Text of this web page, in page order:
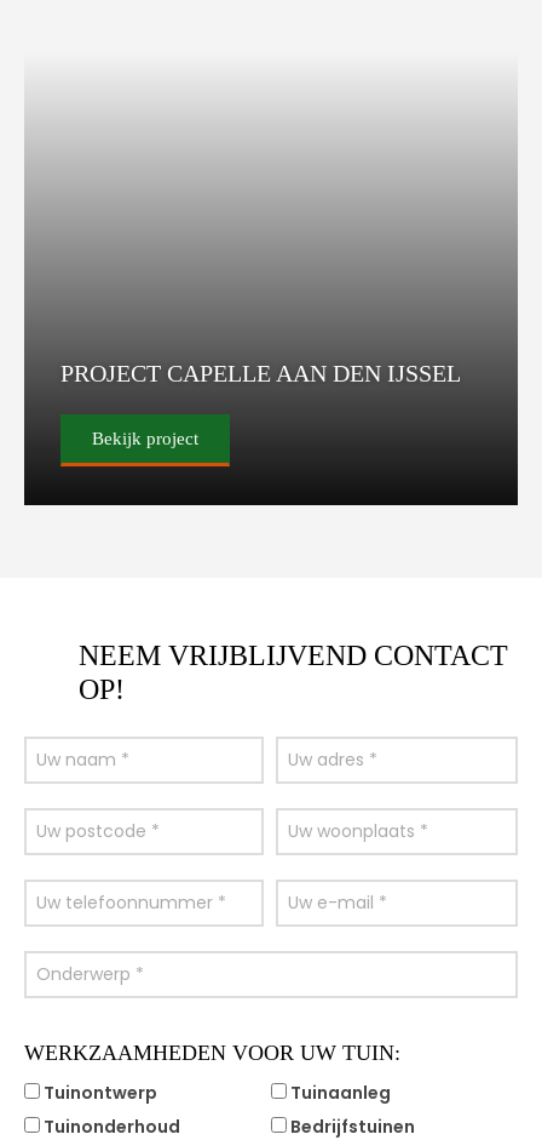
PROJECT CAPELLE AAN DEN IJSSEL
Bekijk project
NEEM VRIJBLIJVEND CONTACT
OP!
WERKZAAMHEDEN VOOR UW TUIN:
Tuinontwerp
Tuinaanleg
Tuinonderhoud
Bedrijfstuinen